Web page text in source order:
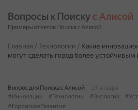
Вопросы к Поиску с Алисой
Примеры ответов Поиска с Алисой
Главная / Технологии / Какие
могут сделать город более устойчивым
Вопрос для Поиска с Алисой
21 января
#Инновации
#Технологии #Экология
#ГородскоеРазвитие